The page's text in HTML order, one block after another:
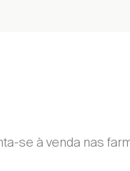
se à venda nas